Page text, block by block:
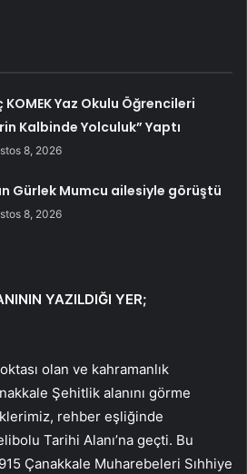
KOMEK Yaz Okulu Öğrencileri
Kalbinde Yolculuk” Yaptı
8, 2026
Gürlek Mumcu ailesiyle görüştü
8, 2026
YAZILDIĞI YER;
olan ve kahramanlık
Şehitlik alanını görme
rehber eşliğinde
Tarihi Alanı’na geçti. Bu
Çanakkale Muharebeleri Sıhhiye